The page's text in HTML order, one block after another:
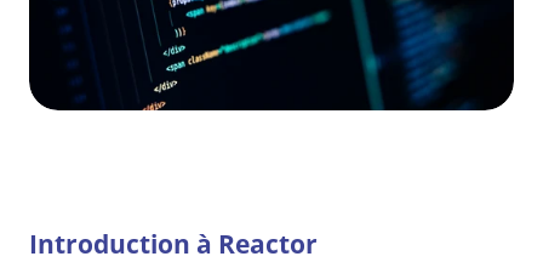
Introduction à Reactor